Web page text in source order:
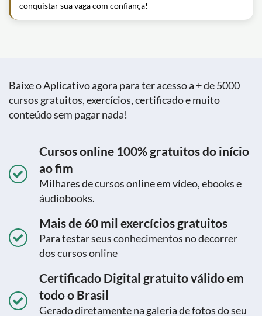
conquistar sua vaga com confiança!
Baixe o Aplicativo agora para ter acesso a + de 5000
cursos gratuitos, exercícios, certificado e muito
conteúdo sem pagar nada!
Cursos online 100% gratuitos do início
ao fim
Milhares de cursos online em vídeo, ebooks e
áudiobooks.
Mais de 60 mil exercícios gratuitos
Para testar seus conhecimentos no decorrer
dos cursos online
Certificado Digital gratuito válido em
todo o Brasil
Gerado diretamente na galeria de fotos do seu